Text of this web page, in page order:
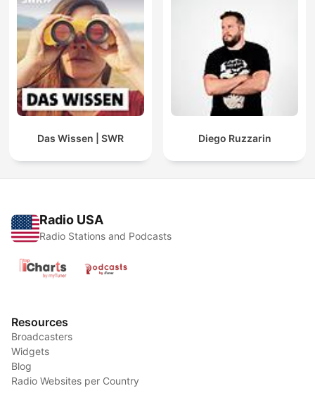
Das Wissen | SWR Diego Ruzzarin
Radio USA
Radio Stations and Podcasts
Resources
Broadcasters
Widgets
Blog
Radio Websites per Country